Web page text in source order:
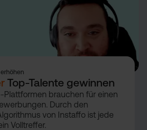
Top-Talente gewinnen
Plattformen brauchen für einen
Durch den
von Instaffo ist jede
Volltreffer.